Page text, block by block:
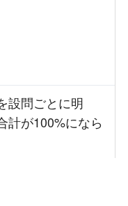
設問ごとに明
計が100%になら